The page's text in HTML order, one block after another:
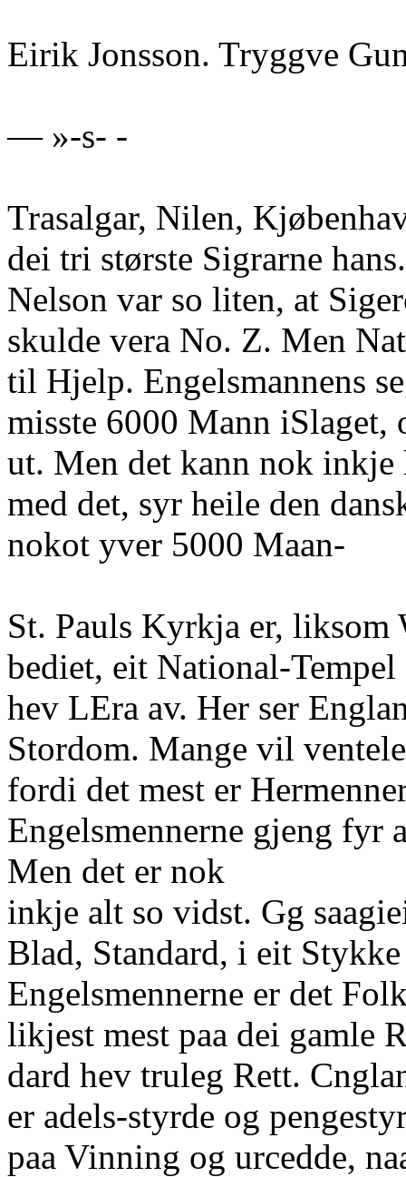
Eirik Jonsson. Tryggve
— »-s- -
Trasalgar, Nilen,
dei tri største Sigrarne
Nelson var so liten, at
skulde vera No. Z. Men
til Hjelp. Engelsmannens
misste 6000 Mann iSlaget,
ut. Men det kann nok inkje
med det, syr heile den
nokot yver 5000 Maan-
St. Pauls Kyrkja er, liksom
bediet, eit National-
hev LEra av. Her ser
Stordom. Mange vil
fordi det mest er
Engelsmennerne gjeng fyr
Men det er nok
inkje alt so vidst. Gg
Blad, Standard, i eit
Engelsmennerne er det
likjest mest paa dei gamle
dard hev truleg Rett.
er adels-styrde og
paa Vinning og urcedde,